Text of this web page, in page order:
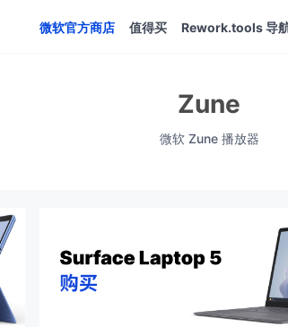
微软官方商店 值得买 Rework.tools 导
Zune
微软 Zune 播放器